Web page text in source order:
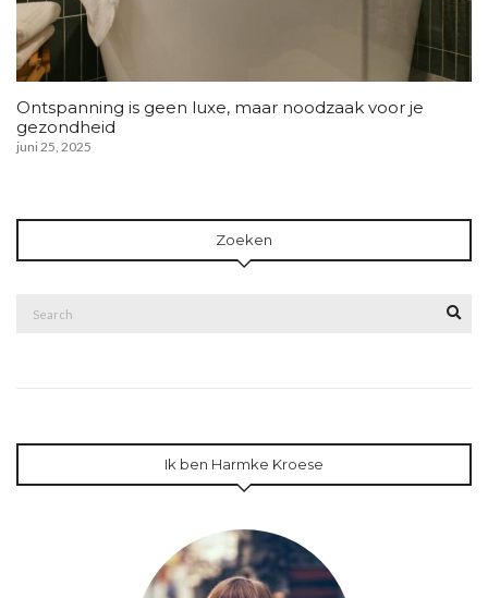
Ontspanning is geen luxe, maar noodzaak voor je
gezondheid
juni 25, 2025
Zoeken
for:
Ik ben Harmke Kroese